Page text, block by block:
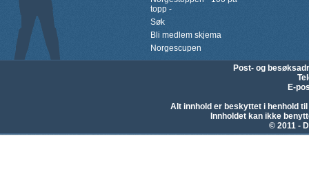
topp -
Søk
Bli medlem skjema
Norgescupen
Post- og
E-
Alt innhold er beskyttet i henhold
Innholdet kan ikke
© 2011 -